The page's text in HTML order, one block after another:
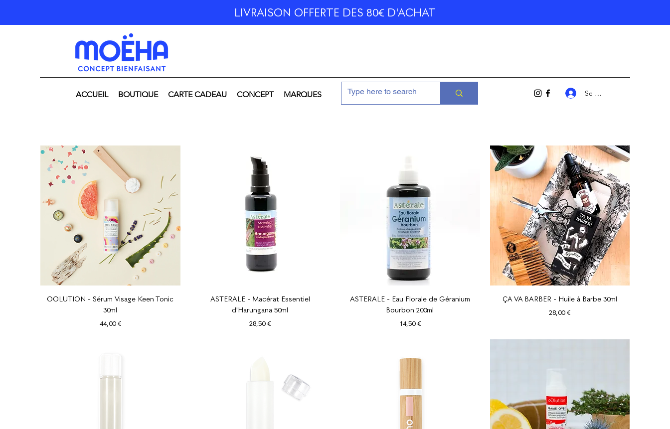
LIVRAISON OFFERTE DES 80€ D'ACHAT
ACCUEIL BOUTIQUE CARTE CADEAU CONCEPT MARQUES Se connecter
Aperçu rapide
OOLUTION - Sérum Visage Keen Tonic
30ml
Prix
44,00 €
Aperçu rapide
ASTERALE - Macérat Essentiel
d'Harungana 50ml
Prix
28,50 €
Aperçu rapide
ASTERALE - Eau Florale de Géranium
Bourbon 200ml
Prix
14,50 €
Aperçu rapide
ÇA VA BARBER - Huile à Barbe 30ml
Prix
28,00 €